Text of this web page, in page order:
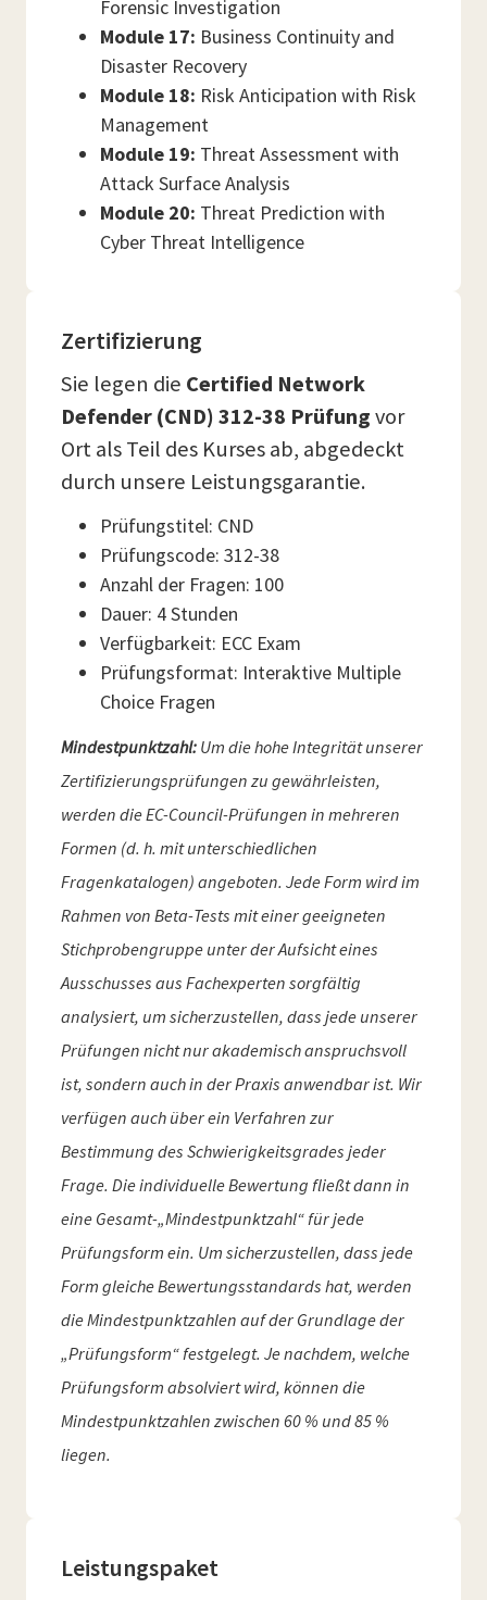
Forensic Investigation
Module 17: Business Continuity and
Disaster Recovery
Module 18: Risk Anticipation with Risk
Management
Module 19: Threat Assessment with
Attack Surface Analysis
Module 20: Threat Prediction with
Cyber Threat Intelligence
Zertifizierung
Sie legen die Certified Network
Defender (CND) 312-38 Prüfungvor
Ort als Teil des Kurses ab, abgedeckt
durch unsere Leistungsgarantie.
Prüfungstitel: CND
Prüfungscode: 312-38
Anzahl der Fragen: 100
Dauer: 4 Stunden
Verfügbarkeit: ECC Exam
Prüfungsformat: Interaktive Multiple
Choice Fragen
Mindestpunktzahl: Um die hohe Integrität unserer
Zertifizierungsprüfungen zu gewährleisten,
werden die EC-Council-Prüfungen in mehreren
Formen (d. h. mit unterschiedlichen
Fragenkatalogen) angeboten. Jede Form wird im
Rahmen von Beta-Tests mit einer geeigneten
Stichprobengruppe unter der Aufsicht eines
Ausschusses aus Fachexperten sorgfältig
analysiert, um sicherzustellen, dass jede unserer
Prüfungen nicht nur akademisch anspruchsvoll
ist, sondern auch in der Praxis anwendbar ist. Wir
verfügen auch über ein Verfahren zur
Bestimmung des Schwierigkeitsgrades jeder
Frage. Die individuelle Bewertung fließt dann in
eine Gesamt-„Mindestpunktzahl“ für jede
Prüfungsform ein. Um sicherzustellen, dass jede
Form gleiche Bewertungsstandards hat, werden
die Mindestpunktzahlen auf der Grundlage der
„Prüfungsform“ festgelegt. Je nachdem, welche
Prüfungsform absolviert wird, können die
Mindestpunktzahlen zwischen 60 % und 85 %
liegen.
Leistungspaket